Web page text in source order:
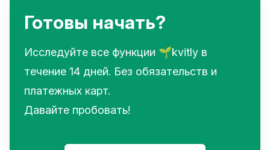
Готовы начать?
Исследуйте все функции 🌱kvitly в
течение 14 дней. Без обязательств и
платежных карт.
Давайте пробовать!